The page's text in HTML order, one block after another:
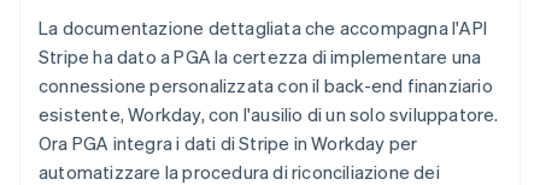
La documentazione dettagliata che accompagna l'API
Stripe ha dato a PGA la certezza di implementare una
connessione personalizzata con il back-end finanziario
esistente, Workday, con l'ausilio di un solo sviluppatore.
Ora PGA integra i dati di Stripe in Workday per
automatizzare la procedura di riconciliazione dei